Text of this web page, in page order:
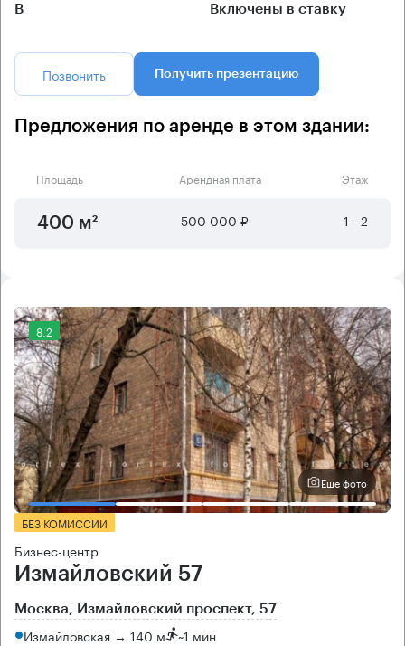
B Включены в ставку
Позвонить Получить презентацию
Предложения по аренде в этом здании:
Площадь Арендная плата Этаж
400 м² 500 000 ₽ 1 - 2
8.2
Еще фото
БЕЗ КОМИССИИ
Бизнес-центр
Измайловский 57
Москва, Измайловский проспект, 57
Измайловская → 140 м ~1 мин